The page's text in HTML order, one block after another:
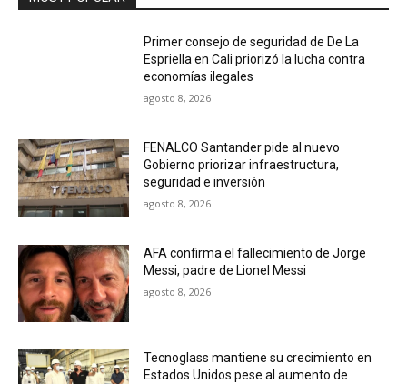
Primer consejo de seguridad de De La
Espriella en Cali priorizó la lucha contra
economías ilegales
agosto 8, 2026
FENALCO Santander pide al nuevo
Gobierno priorizar infraestructura,
seguridad e inversión
agosto 8, 2026
AFA confirma el fallecimiento de Jorge
Messi, padre de Lionel Messi
agosto 8, 2026
Tecnoglass mantiene su crecimiento en
Estados Unidos pese al aumento de